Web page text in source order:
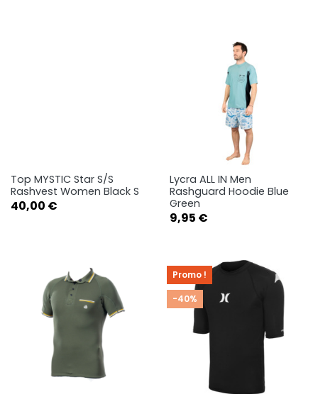
Top MYSTIC Star S/S
Rashvest Women Black S
Prix
40,00 €
Lycra ALL IN Men
Rashguard Hoodie Blue
Green
Prix
9,95 €
Promo !
-40%